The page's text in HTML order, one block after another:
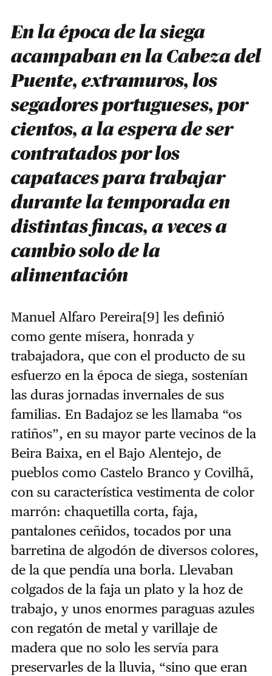
En la época de la siega
acampaban en la Cabeza del
Puente, extramuros, los
segadores portugueses, por
cientos, a la espera de ser
contratados por los
capataces para trabajar
durante la temporada en
distintas fincas, a veces a
cambio solo de la
alimentación
Manuel Alfaro Pereira[9] les definió
como gente mísera, honrada y
trabajadora, que con el producto de su
esfuerzo en la época de siega, sostenían
las duras jornadas invernales de sus
familias. En Badajoz se les llamaba “os
ratiños”, en su mayor parte vecinos de la
Beira Baixa, en el Bajo Alentejo, de
pueblos como Castelo Branco y Covilhã,
con su característica vestimenta de color
marrón: chaquetilla corta, faja,
pantalones ceñidos, tocados por una
barretina de algodón de diversos colores,
de la que pendía una borla. Llevaban
colgados de la faja un plato y la hoz de
trabajo, y unos enormes paraguas azules
con regatón de metal y varillaje de
madera que no solo les servía para
preservarles de la lluvia, “sino que eran